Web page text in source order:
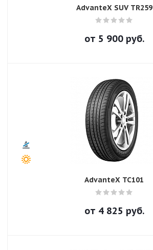
AdvanteX SUV TR259
от 5 900руб.
AdvanteX TC101
от 4 825 руб.